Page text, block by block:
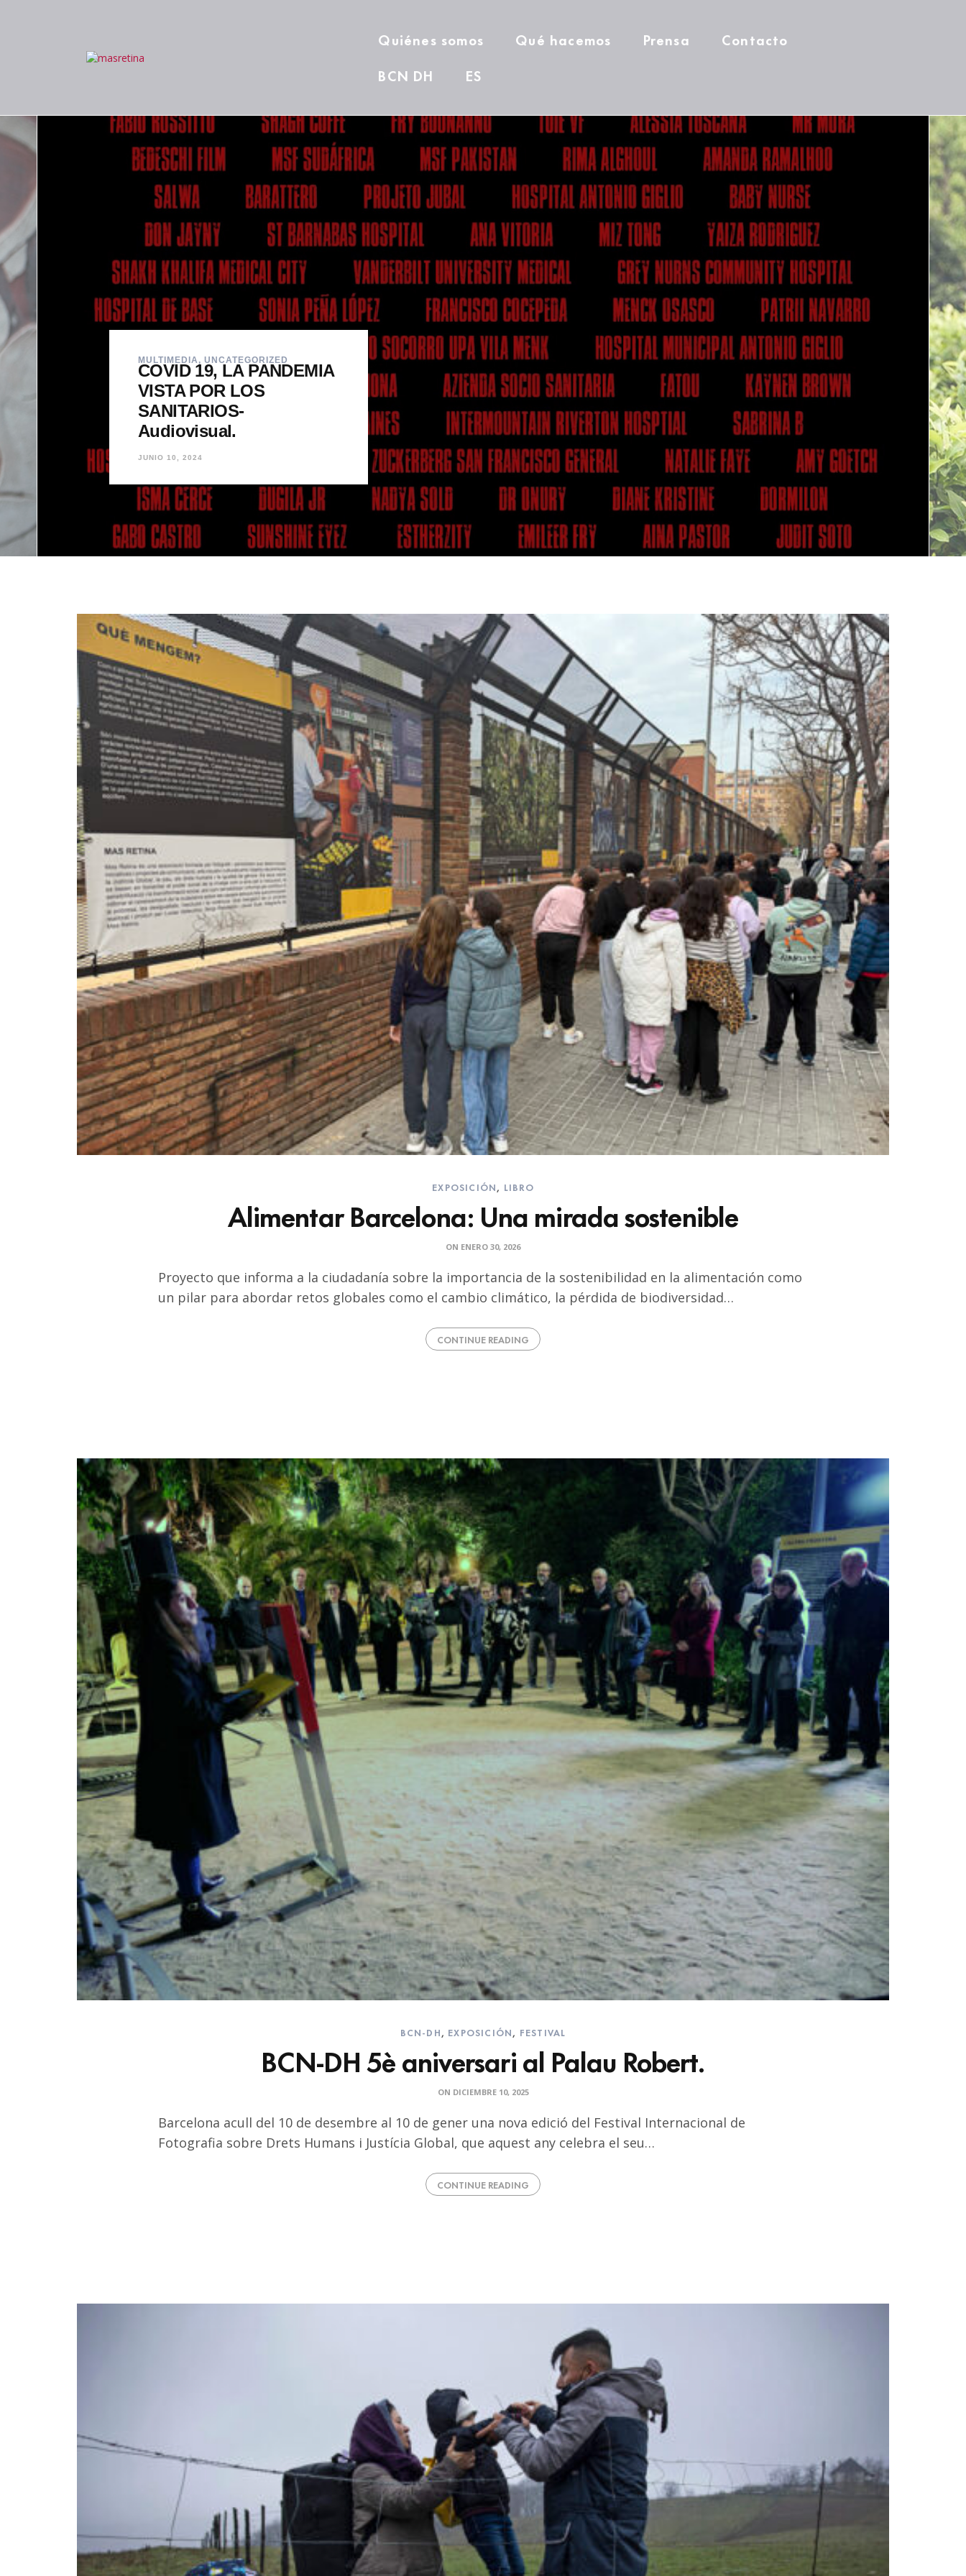
Quiénes somos Qué hacemos Prensa
Contacto
BCN DH
ES
EXPOSICIÓN, LIBRO
Alimentar Barcelona: Una mirada sostenible
ON ENERO 30, 2026
Proyecto que informa a la ciudadanía sobre la importancia de la sostenibilidad en la alimentación como
un pilar para abordar retos globales como el cambio climático, la pérdida de biodiversidad…
CONTINUE READING
BCN-DH, EXPOSICIÓN, FESTIVAL
BCN-DH 5è aniversari al Palau Robert.
ON DICIEMBRE 10, 2025
Barcelona acull del 10 de desembre al 10 de gener una nova edició del Festival Internacional de
Fotografia sobre Drets Humans i Justícia Global, que aquest any celebra el seu…
CONTINUE READING